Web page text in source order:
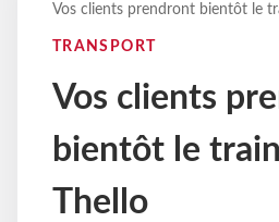
Vos clients prendront bientôt le
TRANSPORT
Vos clients
bientôt le
Thello